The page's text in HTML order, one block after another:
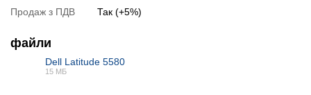
Тестування відеокарти:nVidia GeForce 940MX
Продаж з ПДВ
Так (+5%)
файли
Dell Latitude 5580
15 МБ